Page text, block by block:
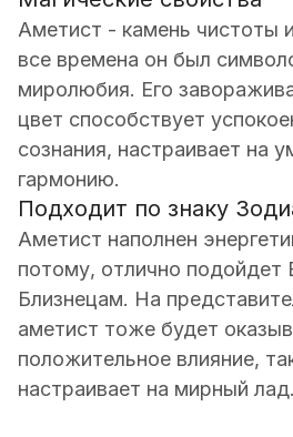
Аметист - камень чистоты
все времена он был
миролюбия. Его
цвет способствует
сознания, настраивает на
гармонию.
Подходит по знаку
Аметист наполнен
потому, отлично
Близнецам. На
аметист тоже будет
положительное влияние,
настраивает на мирный лад.